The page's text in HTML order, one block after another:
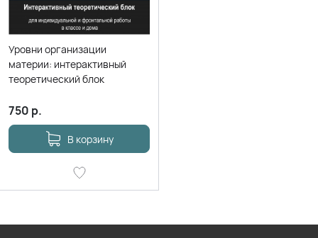
Уровни организации
материи: интерактивный
теоретический блок
750 р.
В корзину